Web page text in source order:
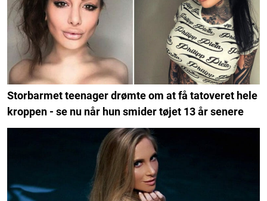
Storbarmet teenager drømte om at få tatoveret hele
kroppen - se nu når hun smider tøjet 13 år senere